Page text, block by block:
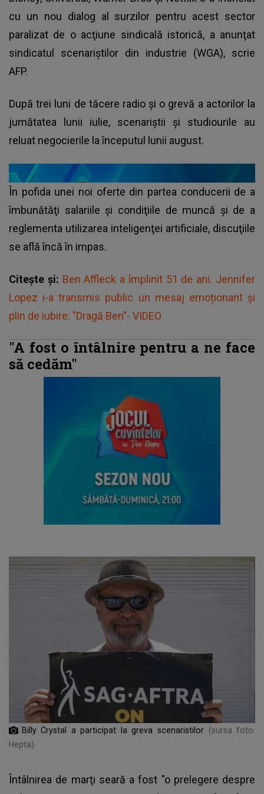
cu un nou dialog al surzilor pentru acest sector
paralizat de o acţiune sindicală istorică, a anunţat
sindicatul scenariştilor din industrie (WGA), scrie
AFP.
După trei luni de tăcere radio şi o grevă a actorilor la
jumătatea lunii iulie, scenariştii şi studiourile au
reluat negocierile la începutul lunii august.
În pofida unei noi oferte din partea conducerii de a
îmbunătăţi salariile şi condiţiile de muncă şi de a
reglementa utilizarea inteligenţei artificiale, discuţiile
se află încă în impas.
Citește și: Ben Affleck a împlinit 51 de ani. Jennifer
Lopez i-a transmis public un mesaj emoționant și
plin de iubire: "Dragă Ben"- VIDEO
"A fost o întâlnire pentru a ne face
să cedăm"
Billy Crystal a participat la greva scenaristilor (sursa foto:
Hepta)
Întâlnirea de marţi seară a fost "o prelegere despre